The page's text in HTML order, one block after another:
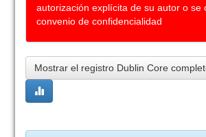
autorización explícita de su autor o se
convenio de confidencialidad
Mostrar el registro Dublin Core